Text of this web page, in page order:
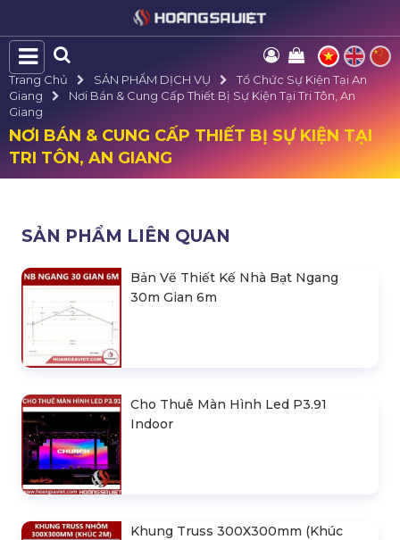
Trang Chủ SẢN PHẨM DỊCH VỤ
Tổ Chức Sự Kiện Tại An
Giang
Nơi Bán & Cung Cấp Thiết Bị Sự Kiện Tại Tri Tôn, An
Giang
NƠI BÁN & CUNG CẤP THIẾT BỊ SỰ KIỆN TẠI
TRI TÔN, AN GIANG
SẢN PHẨM LIÊN QUAN
Bản Vẽ Thiết Kế Nhà Bạt Ngang
30m Gian 6m
Cho Thuê Màn Hình Led P3.91
Indoor
Khung Truss 300X300mm (Khúc